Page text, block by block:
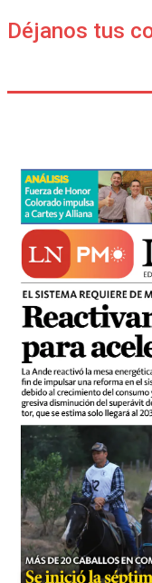
Déjanos tus